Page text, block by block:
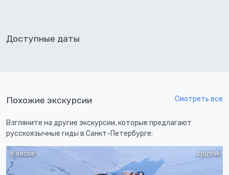
Доступные даты
Похожие экскурсии Смотреть все
Взгляните на другие экскурсии, которые предлагают
русскоязычные гиды в Санкт-Петербурге:
sputnik
6 часов